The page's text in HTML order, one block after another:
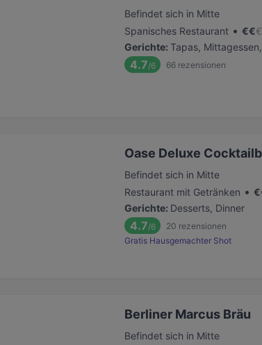
Befindet sich in Mitte
Spanisches Restaurant • €€€
Gerichte: Tapas,
4.7/6 66 rezensionen
Oase Deluxe
Befindet sich in Mitte
Restaurant mit Getränken • €
Gerichte: Desserts, Dinner
4.7/6 20 rezensionen
Gratis Hausgemachter Shot
Berliner Marcus Bräu
Befindet sich in Mitte